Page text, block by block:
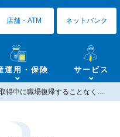
運用・保険 サービス
店舗・ATM ネットバンク
育休を取得中に職場復帰することなく、新たに２人目に係る育休を取得します。財形年金や財形住宅を非課税のまま継続する方法はありますか？